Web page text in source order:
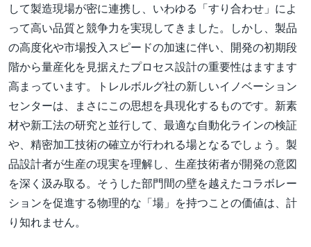
して製造現場が密に連携し、いわゆる「すり合わせ」によ
って高い品質と競争力を実現してきました。しかし、製品
の高度化や市場投入スピードの加速に伴い、開発の初期段
階から量産化を見据えたプロセス設計の重要性はますます
高まっています。トレルボルグ社の新しいイノベーション
センターは、まさにこの思想を具現化するものです。新素
材や新工法の研究と並行して、最適な自動化ラインの検証
や、精密加工技術の確立が行われる場となるでしょう。製
品設計者が生産の現実を理解し、生産技術者が開発の意図
を深く汲み取る。そうした部門間の壁を越えたコラボレー
ションを促進する物理的な「場」を持つことの価値は、計
り知れません。